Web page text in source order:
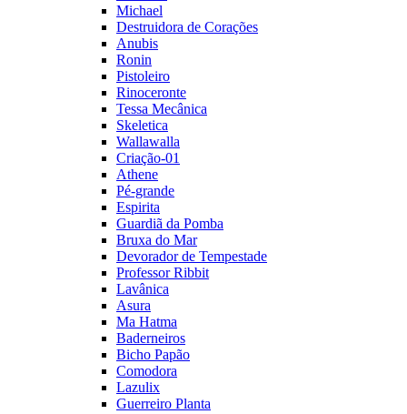
Michael
Destruidora de Corações
Anubis
Ronin
Pistoleiro
Rinoceronte
Tessa Mecânica
Skeletica
Wallawalla
Criação-01
Athene
Pé-grande
Espirita
Guardiã da Pomba
Bruxa do Mar
Devorador de Tempestade
Professor Ribbit
Lavânica
Asura
Ma Hatma
Baderneiros
Bicho Papão
Comodora
Lazulix
Guerreiro Planta